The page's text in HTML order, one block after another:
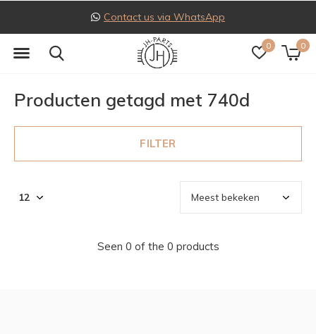
0 0
Contact us via WhatsApp
Producten getagd met 740d
FILTER
Seen 0 of the 0 products